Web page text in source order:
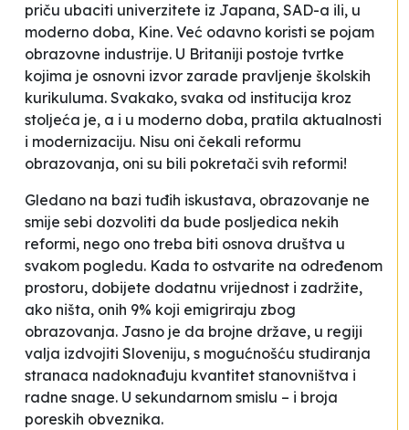
priču ubaciti univerzitete iz Japana, SAD-a ili, u
moderno doba, Kine. Već odavno koristi se pojam
obrazovne industrije. U Britaniji postoje tvrtke
kojima je osnovni izvor zarade pravljenje školskih
kurikuluma. Svakako, svaka od institucija kroz
stoljeća je, a i u moderno doba, pratila aktualnosti
i modernizaciju. Nisu oni čekali reformu
obrazovanja, oni su bili pokretači svih reformi!
Gledano na bazi tuđih iskustava, obrazovanje ne
smije sebi dozvoliti da bude posljedica nekih
reformi, nego ono treba biti osnova društva u
svakom pogledu. Kada to ostvarite na određenom
prostoru, dobijete dodatnu vrijednost i zadržite,
ako ništa, onih 9% koji emigriraju zbog
obrazovanja. Jasno je da brojne države, u regiji
valja izdvojiti Sloveniju, s mogućnošću studiranja
stranaca nadoknađuju kvantitet stanovništva i
radne snage. U sekundarnom smislu – i broja
poreskih obveznika.